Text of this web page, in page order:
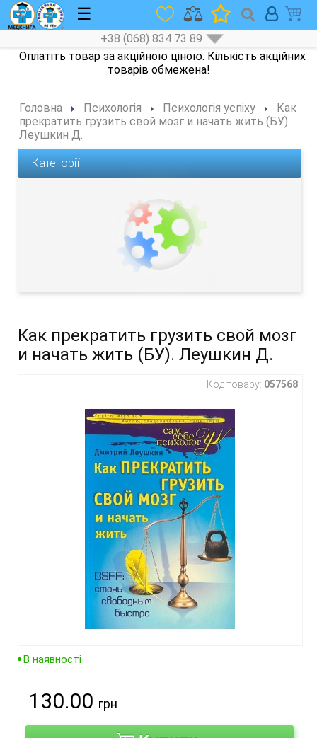
☰
+38 (068) 834 73 89
Головна Психологія Психологія успіху
Как
прекратить грузить свой мозг и начать жить (БУ).
Леушкин Д.
Категорії
Как прекратить грузить свой мозг
и начать жить (БУ). Леушкин Д.
Код товару: 057568
В наявності
130.00 грн